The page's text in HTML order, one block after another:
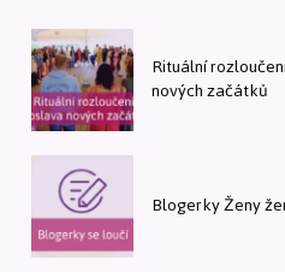
Rituální
nových začátků
Blogerky Ženy